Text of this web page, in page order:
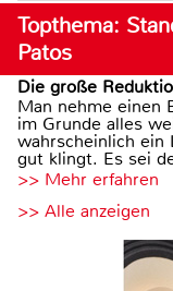
Topthema:
Patos
Die große
Man nehme einen
im Grunde alles
wahrscheinlich ein
gut klingt. Es sei
>> Mehr erfahren
>> Alle anzeigen